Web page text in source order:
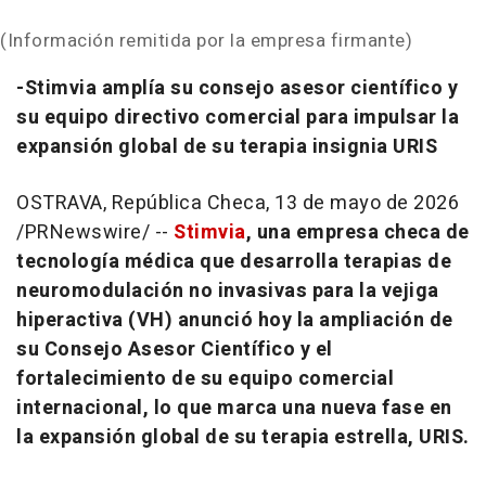
(Información remitida por la empresa firmante)
-Stimvia amplía su consejo asesor científico y
su equipo directivo comercial para impulsar la
expansión global de su terapia insignia URIS
OSTRAVA, República Checa, 13 de mayo de 2026
/PRNewswire/ -- Stimvia, una empresa checa de
tecnología médica que desarrolla terapias de
neuromodulación no invasivas para la vejiga
hiperactiva (VH) anunció hoy la ampliación de
su Consejo Asesor Científico y el
fortalecimiento de su equipo comercial
internacional, lo que marca una nueva fase en
la expansión global de su terapia estrella, URIS.